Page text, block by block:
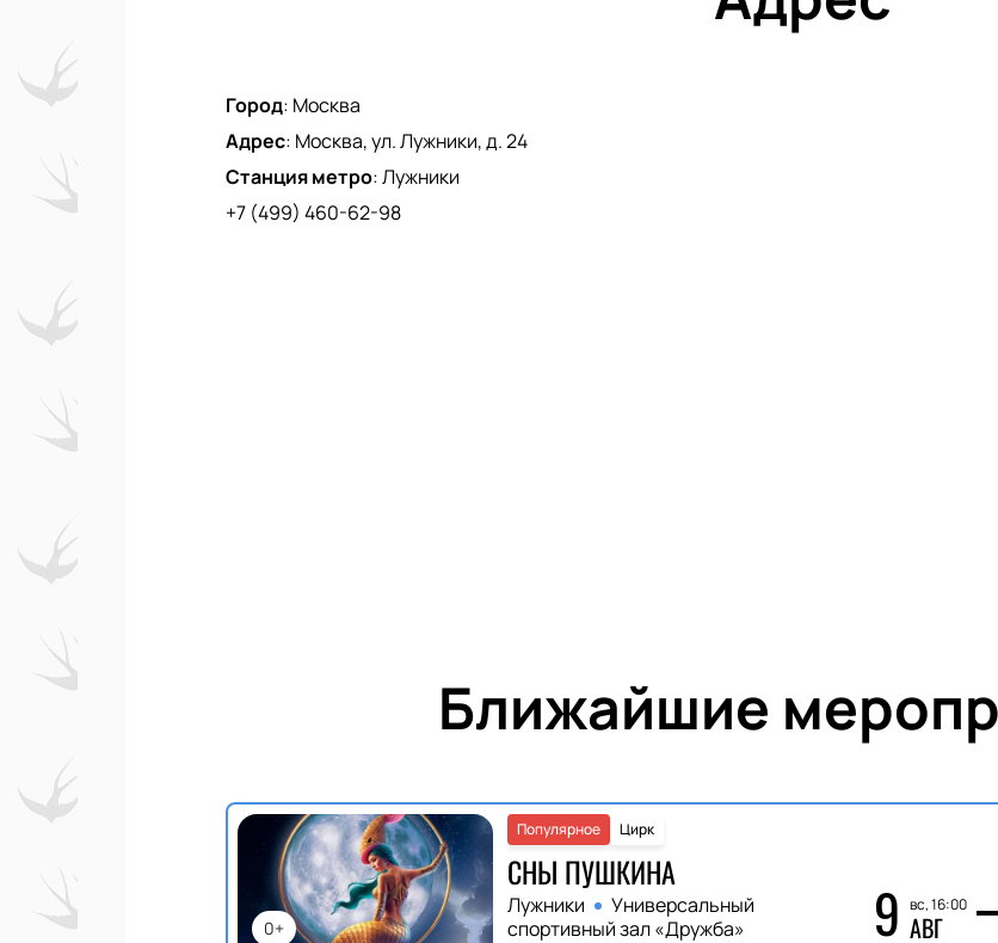
Город: Москва
Адрес: Москва, ул. Лужники, д. 24
Станция метро:Лужники
+7 (499) 460-62-98
Ближайшие
0+
Цирк
Популярное
СНЫ ПУШКИНА
Лужники
Универсальный
спортивный зал «Дружба»
9 вс, 16:00
АВГ